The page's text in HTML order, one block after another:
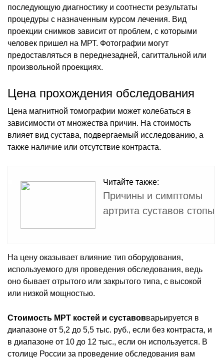
последующую диагностику и соотнести результаты
процедуры с назначенным курсом лечения. Вид
проекции снимков зависит от проблем, с которыми
человек пришел на МРТ. Фотографии могут
предоставляться в переднезадней, сагиттальной или
произвольной проекциях.
Цена прохождения обследования
Цена магнитной томографии может колебаться в
зависимости от множества причин. На стоимость
влияет вид сустава, подвергаемый исследованию, а
также наличие или отсутствие контраста.
Читайте также:
Причины и симптомы
артрита суставов стопы
На цену оказывает влияние тип оборудования,
используемого для проведения обследования, ведь
оно бывает отрытого или закрытого типа, с высокой
или низкой мощностью.
Стоимость МРТ костей и суставовварьируется в
диапазоне от 5,2 до 5,5 тыс. руб., если без контраста, и
в диапазоне от 10 до 12 тыс., если он используется. В
столице России за проведение обследования вам